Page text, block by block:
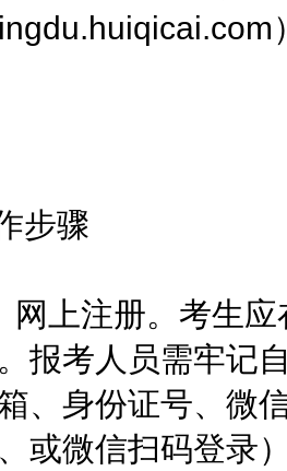
骤
注册。考生应
报考人员需牢记
、身份证号、微
或微信扫码登录